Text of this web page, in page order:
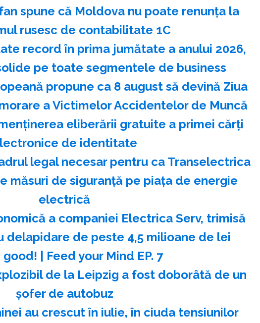
spune că Moldova nu poate renunţa la
rusesc de contabilitate 1C
record în prima jumătate a anului 2026,
pe toate segmentele de business
propune ca 8 august să devină Ziua
a Victimelor Accidentelor de Muncă
eliberării gratuite a primei cărţi
de identitate
legal necesar pentru ca Transelectrica
măsuri de siguranţă pe piaţa de energie
electrică
a companiei Electrica Serv, trimisă
delapidare de peste 4,5 milioane de lei
| Feed your Mind EP. 7
de la Leipzig a fost doborâtă de un
şofer de autobuz
au crescut în iulie, în ciuda tensiunilor